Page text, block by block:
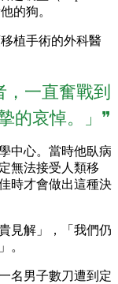
的狗。
植手術的外科醫
一直奮戰到
的哀悼。」❞
中心。當時他臥病
無法接受人類移
時才會做出這種決
見解」，「我們仍
。
名男子數刀遭到定